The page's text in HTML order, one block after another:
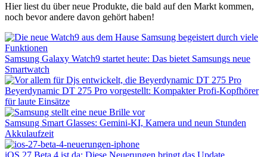
Hier liest du über neue Produkte, die bald auf den Markt kommen,
noch bevor andere davon gehört haben!
Samsung Galaxy Watch9 startet heute: Das bietet Samsungs neue
Smartwatch
Beyerdynamic DT 275 Pro vorgestellt: Kompakter Profi-Kopfhörer
für laute Einsätze
Samsung Smart Glasses: Gemini-KI, Kamera und neun Stunden
Akkulaufzeit
iOS 27 Beta 4 ist da: Diese Neuerungen bringt das Update